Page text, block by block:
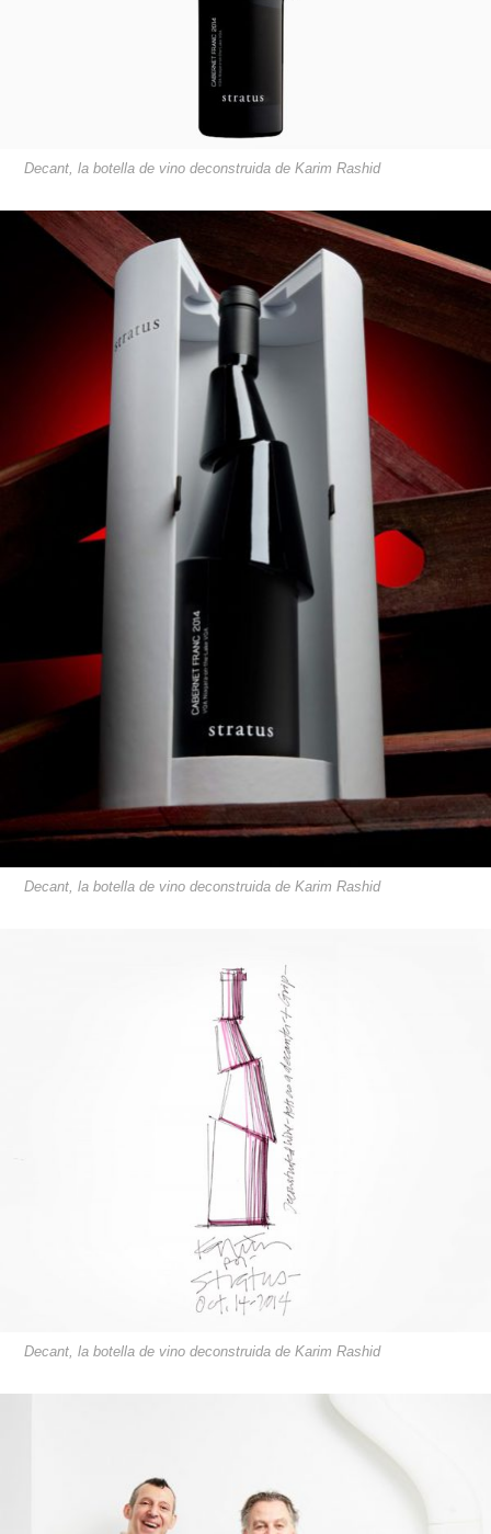
Decant, la botella de vino deconstruida de Karim Rashid
Decant, la botella de vino deconstruida de Karim Rashid
Decant, la botella de vino deconstruida de Karim Rashid